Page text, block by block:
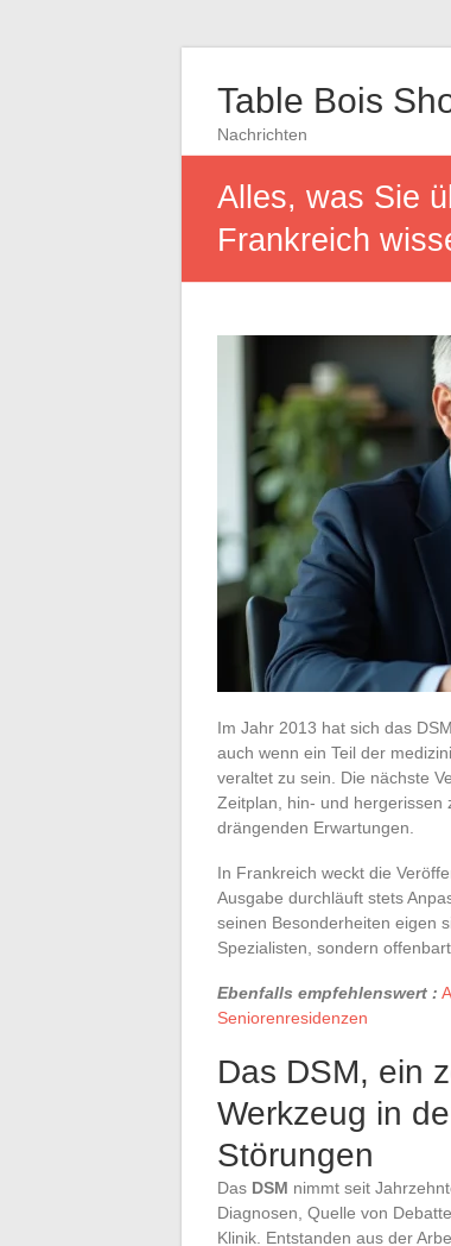
Table Bois
Nachrichten
Alles, was Sie
Frankreich
Im Jahr 2013 hat sich das
auch wenn ein Teil der
veraltet zu sein. Die nächste
Zeitplan, hin- und hergerissen
drängenden Erwartungen.
In Frankreich weckt die
Ausgabe durchläuft stets
seinen Besonderheiten eigen
Spezialisten, sondern
Ebenfalls empfehlenswert :
Seniorenresidenzen
Das DSM, ein
Werkzeug in
Störungen
Das DSM nimmt seit
Diagnosen, Quelle von
Klinik. Entstanden aus der